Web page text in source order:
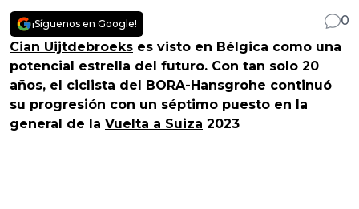
¡Síguenos en Google!
0
Cian Uijtdebroeks es visto en Bélgica como una
potencial estrella del futuro. Con tan solo 20
años, el ciclista del BORA-Hansgrohe continuó
su progresión con un séptimo puesto en la
general de la Vuelta a Suiza 2023